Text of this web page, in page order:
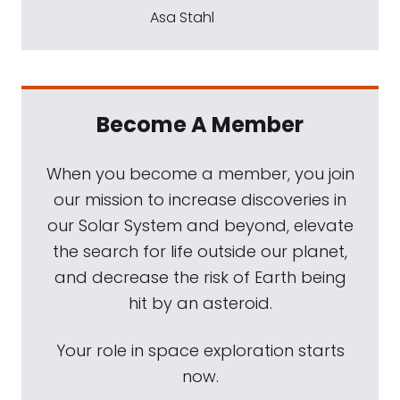
Asa Stahl
Become A Member
When you become a member, you join
our mission to increase discoveries in
our Solar System and beyond, elevate
the search for life outside our planet,
and decrease the risk of Earth being
hit by an asteroid.
Your role in space exploration starts
now.